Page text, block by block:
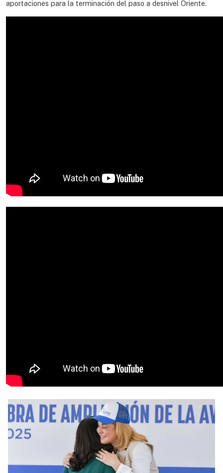
aportaciones para la terminación del paso a desnivel Oriente.